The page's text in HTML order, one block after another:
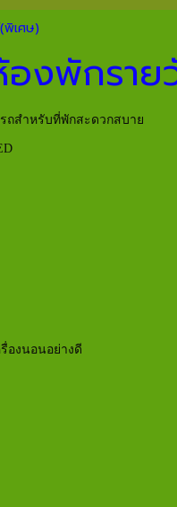
พิเศษ)
องพักราย
ถสำหรับที่พักสะดวกสบาย
นอย่างดี